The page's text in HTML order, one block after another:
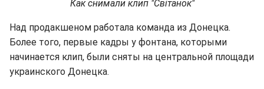
Как снимали клип "Світанок"
Над продакшеном работала команда из Донецка.
Более того, первые кадры у фонтана, которыми
начинается клип, были сняты на центральной площади
украинского Донецка.